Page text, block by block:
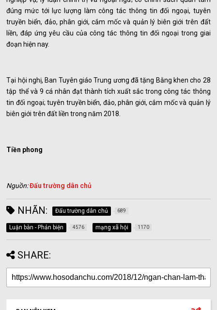
đúng mức tới lực lượng làm công tác thông tin đối ngoại, tuyên
truyền biển, đảo, phân giới, cắm mốc và quản lý biên giới trên đất
liền, đáp ứng yêu cầu của công tác thông tin đối ngoại trong giai
đoạn hiện nay.
Tại hội nghị, Ban Tuyên giáo Trung ương đã tặng Bằng khen cho 28
tập thể và 9 cá nhân đạt thành tích xuất sắc trong công tác thông
tin đối ngoại; tuyên truyền biển, đảo, phân giới, cắm mốc và quản lý
biên giới trên đất liền trong năm 2018.
Tiền phong
Nguồn:Đấu trường dân chủ
NHÃN: Đấu trường dân chủ 689
Luận bàn - Phản biện 4576 mạng xã hội 1170
SHARE: